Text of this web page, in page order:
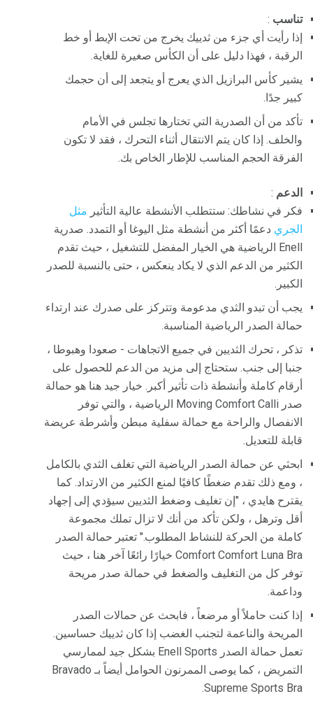
تناسب :
إذا رأيت أي جزء من ثدييك يخرج من تحت الإبط أو خط
الرقبة ، فهذا دليل على أن الكأس صغيرة للغاية.
يشير كأس البرازيل الذي يعرج أو يتجعد إلى أن حجمك
كبير جدًا.
تأكد من أن الصدرية التي تختارها تجلس في الأمام
والخلف. إذا كان يتم الانتقال أثناء التحرك ، فقد لا تكون
الفرقة الحجم المناسب للإطار الخاص بك.
الدعم :
فكر في نشاطك: ستتطلب الأنشطة عالية التأثير مثل
الجري دعمًا أكثر من أنشطة مثل اليوغا أو التمدد. صدرية
Enell الرياضية هي الخيار المفضل للتشغيل ، حيث تقدم
الكثير من الدعم الذي لا يكاد ينعكس ، حتى بالنسبة للصدر
الكبير.
يجب أن تبدو الثدي مدعومة وتتركز على صدرك عند ارتداء
حمالة الصدر الرياضية المناسبة.
تذكر ، تحرك الثديين في جميع الاتجاهات - صعودا وهبوطا ،
جنبا إلى جنب. ستحتاج إلى مزيد من الدعم للحصول على
أرقام كاملة وأنشطة ذات تأثير أكبر. خيار جيد هنا هو حمالة
صدر Moving Comfort Calli الرياضية ، والتي توفر
الانفصال والراحة مع حمالة سفلية مبطن وأشرطة عريضة
قابلة للتعديل.
ابحثي عن حمالة الصدر الرياضية التي تغلف الثدي بالكامل
، ومع ذلك تقدم ضغطًا كافيًا لمنع الكثير من الارتداد. كما
يقترح هايدي ، "إن تغليف وضغط الثديين سيؤدي إلى إجهاد
أقل وترهل ، ولكن تأكد من أنك لا تزال تملك مجموعة
كاملة من الحركة للنشاط المطلوب." تعتبر حمالة الصدر
Comfort Comfort Luna Bra خيارًا رائعًا آخر هنا ، حيث
توفر كل من التغليف والضغط في حمالة صدر مريحة
وداعمة.
إذا كنت حاملاً أو مرضعاً ، فابحث عن حمالات الصدر
المريحة والناعمة لتجنب الغضب إذا كان ثدييك حساسين.
تعمل حمالة الصدر Enell Sports بشكل جيد لممارسي
التمريض ، كما يوصى الممرنون الحوامل أيضاً بـ Bravado
Supreme Sports Bra.